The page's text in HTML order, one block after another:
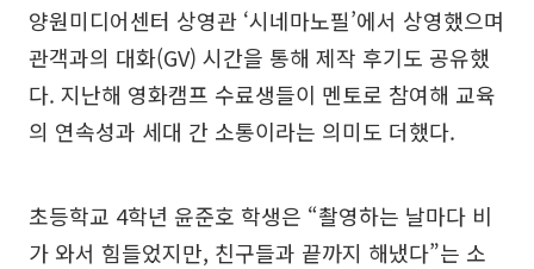
양원미디어센터 상영관 ‘시네마노필’에서 상영했으며
관객과의 대화(GV) 시간을 통해 제작 후기도 공유했
다. 지난해 영화캠프 수료생들이 멘토로 참여해 교육
의 연속성과 세대 간 소통이라는 의미도 더했다.
초등학교 4학년 윤준호 학생은 “촬영하는 날마다 비
가 와서 힘들었지만, 친구들과 끝까지 해냈다”는 소